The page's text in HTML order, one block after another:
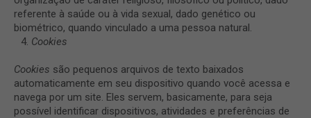
referente à saúde ou à vida sexual, dado genético ou
biométrico, quando vinculado a uma pessoa natural.
Cookies
Cookies são pequenos arquivos de texto baixados
automaticamente em seu dispositivo quando você acessa e
navega por um site. Eles servem, basicamente, para seja
possível identificar dispositivos, atividades e preferências de